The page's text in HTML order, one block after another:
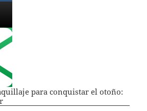
para conquistar el otoño: